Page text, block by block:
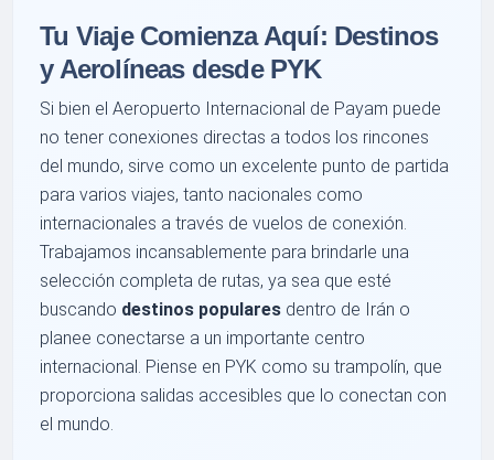
Tu Viaje Comienza Aquí: Destinos
y Aerolíneas desde PYK
Si bien el Aeropuerto Internacional de Payam puede
no tener conexiones directas a todos los rincones
del mundo, sirve como un excelente punto de partida
para varios viajes, tanto nacionales como
internacionales a través de vuelos de conexión.
Trabajamos incansablemente para brindarle una
selección completa de rutas, ya sea que esté
buscando destinos populares dentro de Irán o
planee conectarse a un importante centro
internacional. Piense en PYK como su trampolín, que
proporciona salidas accesibles que lo conectan con
el mundo.